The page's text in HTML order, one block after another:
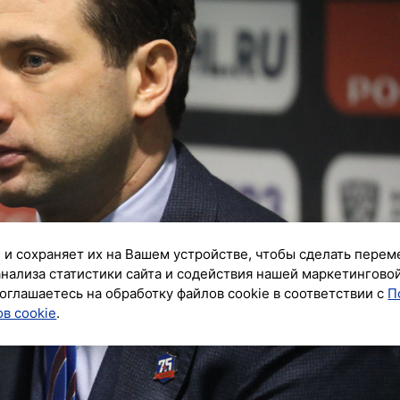
сохраняет их на Вашем устройстве, чтобы сделать
статистики сайта и содействия нашей
на обработку файлов cookie в соответствии с
cookie.